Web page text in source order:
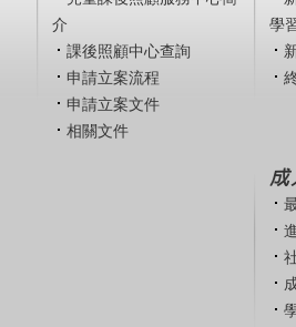
介
課後照顧中心查詢
申請立案流程
申請立案文件
相關文件
學